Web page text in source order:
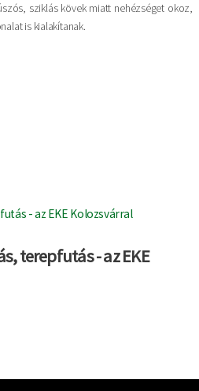
sziklás kövek miatt nehézséget okoz,
is kialakítanak.
- az EKE Kolozsvárral
terepfutás - az EKE